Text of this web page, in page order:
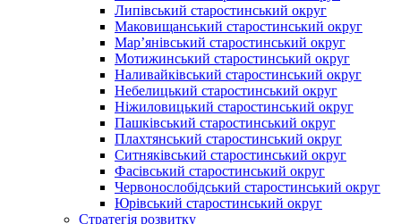
Липівський старостинський округ
Маковищанський старостинський округ
Мар’янівський старостинський округ
Мотижинський старостинський округ
Наливайківський старостинський округ
Небелицький старостинський округ
Ніжиловицький старостинський округ
Пашківський старостинський округ
Плахтянський старостинський округ
Ситняківський старостинський округ
Фасівський старостинський округ
Червонослобідський старостинський округ
Юрівський старостинський округ
Стратегія розвитку